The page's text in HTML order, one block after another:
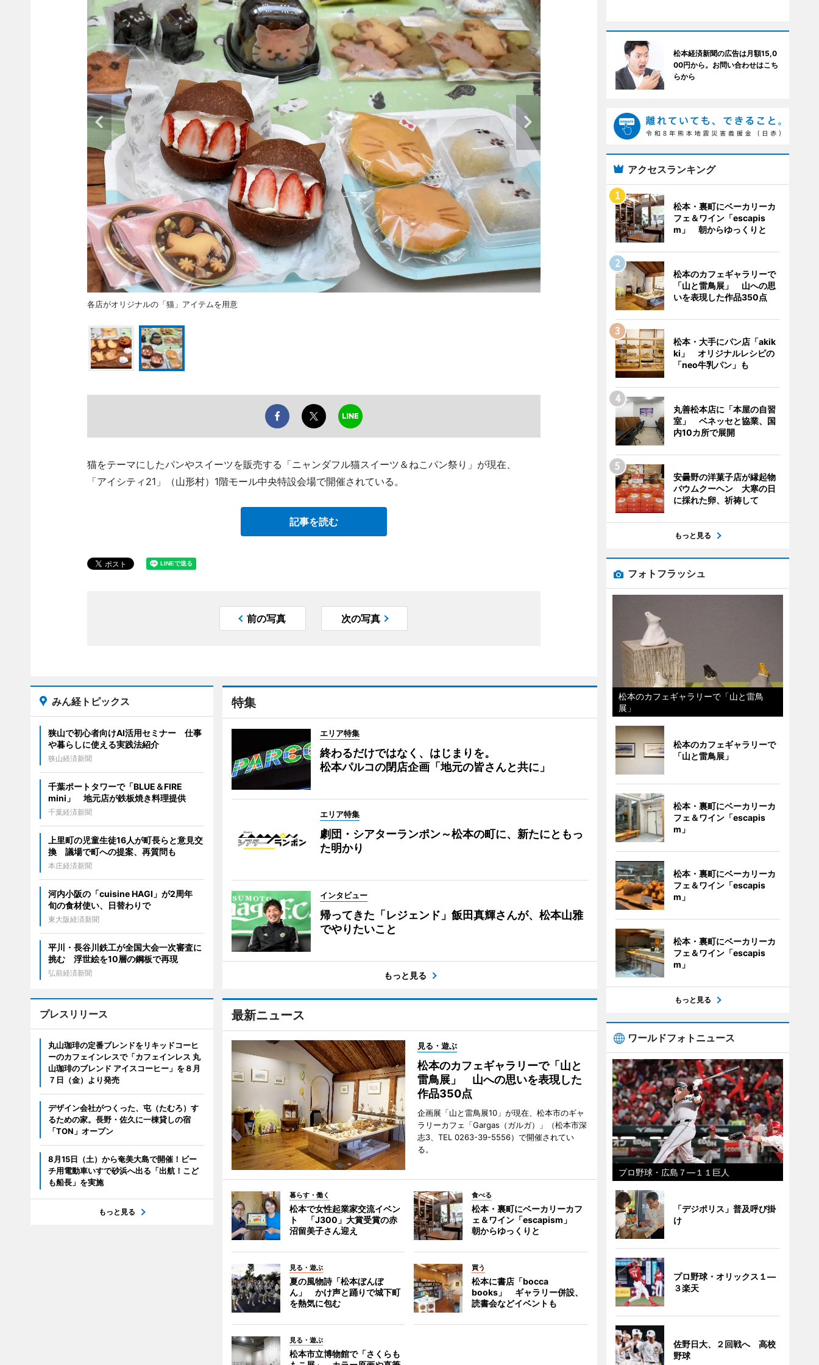
各店がオリジナルの「猫」アイテムを用意
猫をテーマにしたパンやスイーツを販売する「ニャンダフル猫スイーツ＆ねこパン祭り」が現在、
「アイシティ21」（山形村）1階モール中央特設会場で開催されている。
記事を読む
前の写真 次の写真
特集
エリア特集
終わるだけではなく、はじまりを。
松本パルコの閉店企画「地元の皆さんと共に」
エリア特集
劇団・シアターランポン～松本の町に、新たにともっ
た明かり
インタビュー
帰ってきた「レジェンド」飯田真輝さんが、松本山雅
でやりたいこと
もっと見る
最新ニュース
見る・遊ぶ
松本のカフェギャラリーで「山と
雷鳥展」 山への思いを表現した
作品350点
企画展「山と雷鳥展10」が現在、松本市のギャ
ラリーカフェ「Gargas（ガルガ）」（松本市深
志3、TEL 0263-39-5556）で開催されてい
る。
暮らす・働く
松本で女性起業家交流イベン
ト 「J300」大賞受賞の赤
沼留美子さん迎え
食べる
松本・裏町にベーカリーカフ
ェ＆ワイン「escapism」
朝からゆっくりと
見る・遊ぶ
夏の風物詩「松本ぼんぼ
ん」 かけ声と踊りで城下町
を熱気に包む
買う
松本に書店「bocca
books」 ギャラリー併設、
読書会などイベントも
見る・遊ぶ
松本市立博物館で「さくらも
みん経トピックス
狭山で初心者向けAI活用セミナー 仕事
や暮らしに使える実践法紹介
狭山経済新聞
千葉ポートタワーで「BLUE＆FIRE
mini」 地元店が鉄板焼き料理提供
千葉経済新聞
上里町の児童生徒16人が町長らと意見交
換 議場で町への提案、再質問も
本庄経済新聞
河内小阪の「cuisine HAGI」が2周年
旬の食材使い、日替わりで
東大阪経済新聞
平川・長谷川鉄工が全国大会一次審査に
挑む 浮世絵を10層の鋼板で再現
弘前経済新聞
プレスリリース
丸山珈琲の定番ブレンドをリキッドコーヒ
ーのカフェインレスで「カフェインレス 丸
山珈琲のブレンド アイスコーヒー」を８月
７日（金）より発売
デザイン会社がつくった、屯（たむろ）す
るための家。長野・佐久に一棟貸しの宿
「TON」オープン
8月15日（土）から奄美大島で開催！ビー
チ用電動車いすで砂浜へ出る「出航！こど
も船長」を実施
もっと見る
松本経済新聞の広告は月額15,0
00円から。お問い合わせはこち
らから
アクセスランキング
松本・裏町にベーカリーカ
フェ＆ワイン「escapis
m」 朝からゆっくりと
松本のカフェギャラリーで
「山と雷鳥展」 山への思
いを表現した作品350点
松本・大手にパン店「akik
ki」 オリジナルレシピの
「neo牛乳パン」も
丸善松本店に「本屋の自習
室」 ベネッセと協業、国
内10カ所で展開
安曇野の洋菓子店が縁起物
バウムクーヘン 大寒の日
に採れた卵、祈祷して
もっと見る
フォトフラッシュ
松本のカフェギャラリーで「山と雷鳥
展」
松本のカフェギャラリーで
「山と雷鳥展」
松本・裏町にベーカリーカ
フェ＆ワイン「escapis
m」
松本・裏町にベーカリーカ
フェ＆ワイン「escapis
m」
松本・裏町にベーカリーカ
フェ＆ワイン「escapis
m」
もっと見る
ワールドフォトニュース
プロ野球・広島７―１１巨人
「デジポリス」普及呼び掛
け
プロ野球・オリックス１―
３楽天
佐野日大、２回戦へ 高校
野球